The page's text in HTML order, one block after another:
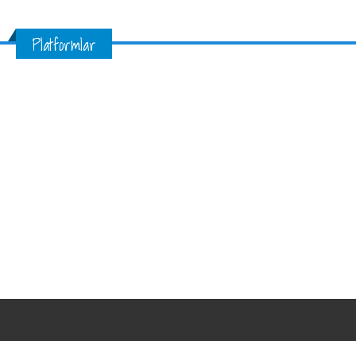
Platformlar